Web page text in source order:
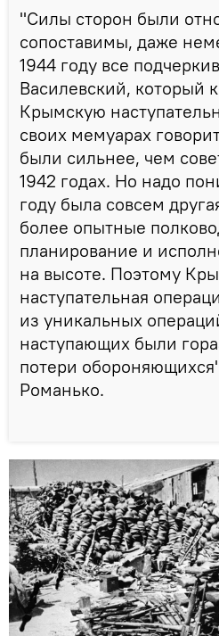
"Силы сторон были
сопоставимы, даже
1944 году все
Василевский, который
Крымскую
своих мемуарах
были сильнее, чем
1942 годах. Но надо
году была совсем
более опытные
планирование и
на высоте. Поэтому
наступательная
из уникальных
наступающих были
потери
Романько.